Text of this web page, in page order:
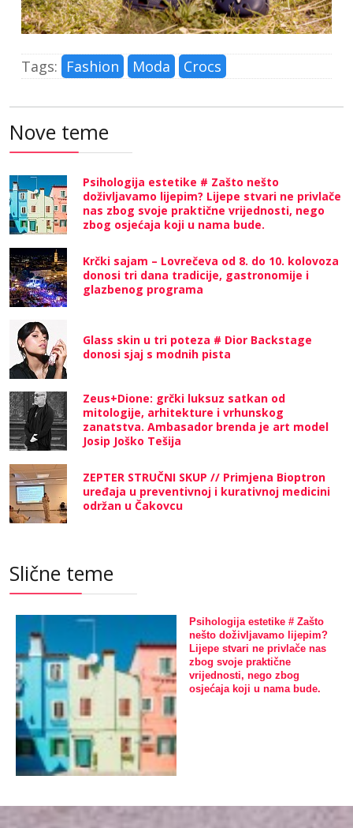
Tags: Fashion Moda Crocs
Nove teme
Psihologija estetike # Zašto nešto
doživljavamo lijepim? Lijepe stvari ne privlače
nas zbog svoje praktične vrijednosti, nego
zbog osjećaja koji u nama bude.
Krčki sajam – Lovrečeva od 8. do 10. kolovoza
donosi tri dana tradicije, gastronomije i
glazbenog programa
Glass skin u tri poteza # Dior Backstage
donosi sjaj s modnih pista
Zeus+Dione: grčki luksuz satkan od
mitologije, arhitekture i vrhunskog
zanatstva. Ambasador brenda je art model
Josip Joško Tešija
ZEPTER STRUČNI SKUP // Primjena Bioptron
uređaja u preventivnoj i kurativnoj medicini
održan u Čakovcu
Slične teme
Psihologija estetike # Zašto
nešto doživljavamo lijepim?
Lijepe stvari ne privlače nas
zbog svoje praktične
vrijednosti, nego zbog
osjećaja koji u nama bude.